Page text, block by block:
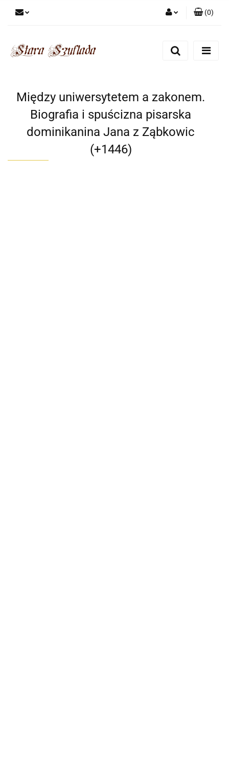
Zarejestruj się
(0)
Między uniwersytetem a zakonem.
Biografia i spuścizna pisarska
dominikanina Jana z Ząbkowic
(+1446)